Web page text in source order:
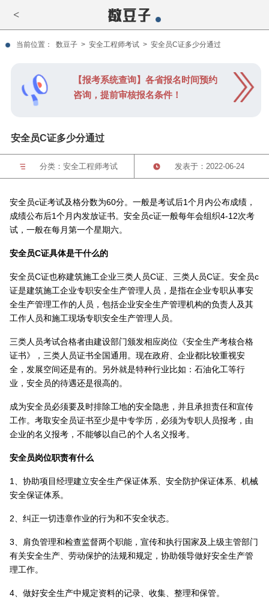
<
当前位置： 数豆子 > 安全工程师考试 > 安全员C证多少分通过
【报考系统查询】各省报名时间预约
咨询，提前审核报名条件！
安全员C证多少分通过
分类：安全工程师考试 发表于：2022-06-24
安全员c证考试及格分数为60分。一般是考试后1个月内公布成绩，
成绩公布后1个月内发放证书。安全员c证一般每年会组织4-12次考
试，一般在每月第一个星期六。
安全员C证具体是干什么的
安全员C证也称建筑施工企业三类人员C证、三类人员C证。安全员c
证是建筑施工企业专职安全生产管理人员，是指在企业专职从事安
全生产管理工作的人员，包括企业安全生产管理机构的负责人及其
工作人员和施工现场专职安全生产管理人员。
三类人员考试合格者由建设部门颁发相应岗位《安全生产考核合格
证书》，三类人员证书全国通用。现在政府、企业都比较重视安
全，发展空间还是有的。另外就是特种行业比如：石油化工等行
业，安全员的待遇还是很高的。
成为安全员必须要及时排除工地的安全隐患，并且承担责任和宣传
工作。考取安全员证书至少是中专学历，必须为专职人员报考，由
企业的名义报考，不能够以自己的个人名义报考。
安全员岗位职责有什么
1、协助项目经理建立安全生产保证体系、安全防护保证体系、机械
安全保证体系。
2、纠正一切违章作业的行为和不安全状态。
3、肩负管理和检查监督两个职能，宣传和执行国家及上级主管部门
有关安全生产、劳动保护的法规和规定，协助领导做好安全生产管
理工作。
4、做好安全生产中规定资料的记录、收集、整理和保管。